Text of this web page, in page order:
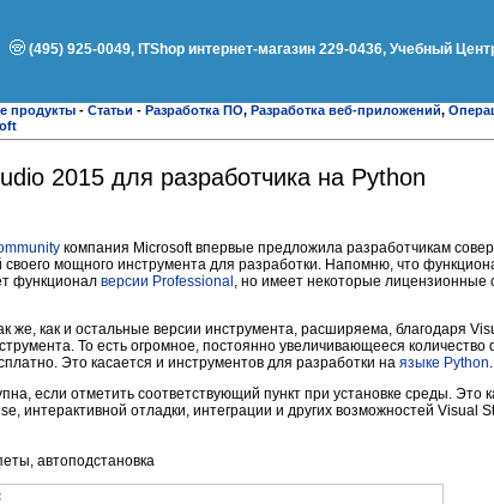
(495) 925-0049, ITShop интернет-магазин 229-0436, Учебный
продукты - Статьи - Разработка ПО, Разработка веб-приложений,
2015 для разработчика на Python
компания Microsoft впервые предложила разработчикам
мощного инструмента для разработки. Напомню, что
функционал версии Professional , но имеет некоторые
же, как и остальные версии инструмента, расширяема, благодаря
То есть огромное, постоянно увеличивающееся количество
Это касается и инструментов для разработки на языке Python
если отметить соответствующий пункт при установке среды. Это
интерактивной отладки, интеграции и других возможностей Visual
автоподстановка